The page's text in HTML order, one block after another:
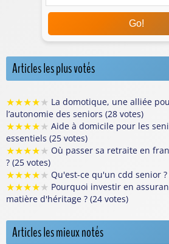
Go!
Articles les plus votés
★★★★★ La domotique, une alliée
l’autonomie des seniors (28 votes)
★★★★★ Aide à domicile pour les
essentiels (25 votes)
★★★★★ Où passer sa retraite en
? (25 votes)
★★★★★ Qu'est-ce qu'un cdd senior ?
★★★★★ Pourquoi investir en
matière d'héritage ? (24 votes)
Articles les mieux notés